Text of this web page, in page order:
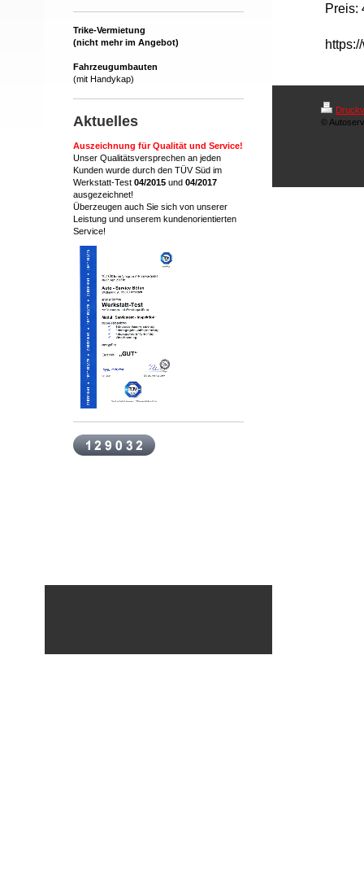
Trike-Vermietung
(nicht mehr im Angebot)
Fahrzeugumbauten
(mit Handykap)
Aktuelles
Auszeichnung für Qualität und Service!
Unser Qualitätsversprechen an jeden
Kunden wurde durch den TÜV Süd im
Werkstatt-Test 04/2015 und 04/2017
ausgezeichnet!
Überzeugen auch Sie sich von unserer
Leistung und unserem kundenorientierten
Service!
Preis:
©